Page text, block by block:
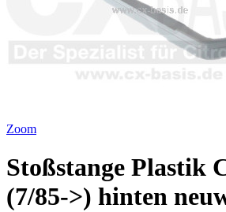
Zoom
Stoßstange Plastik
(7/85->) hinten